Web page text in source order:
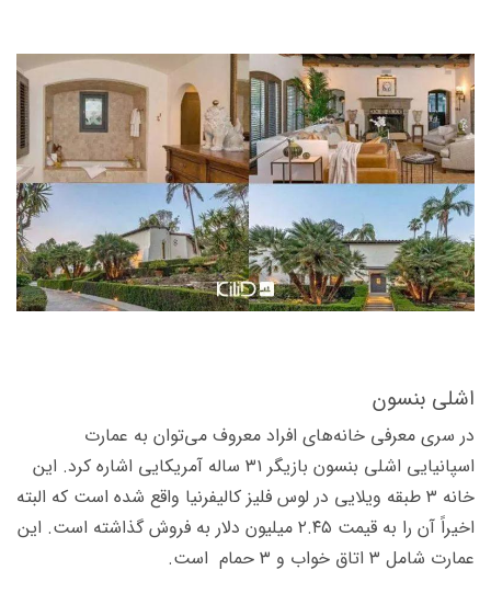
اشلی بنسون
در سری معرفی خانه­‌های افراد معروف می‌­توان به عمارت
اسپانیایی اشلی بنسون بازیگر ۳۱ ساله آمریکایی اشاره کرد. این
خانه ۳ طبقه ویلایی در لوس فلیز کالیفرنیا واقع شده است که البته
اخیراً آن را به قیمت ۲.۴۵ میلیون دلار به فروش گذاشته است. این
عمارت شامل ۳ اتاق خواب و ۳ حمام است.